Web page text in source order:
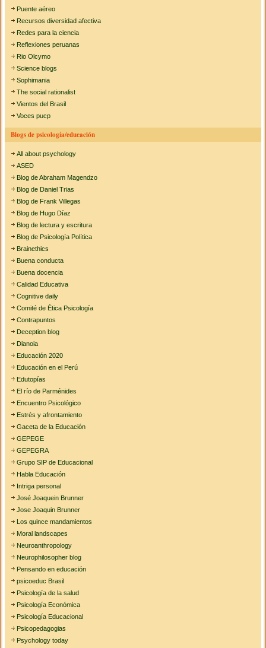
Puente aéreo
Recursos diversidad afectiva
Redes para la ciencia
Reflexiones peruanas
Rio Olcymo
Science blogs
Sophimania
The social rationalist
Vientos del Brasil
Voces pucp
Blogs de psicología/educación
All about psychology
ASED
Blog de Abraham Magendzo
Blog de Daniel Trias
Blog de Frank Villegas
Blog de Hugo Díaz
Blog de lectura y escritura
Blog de Psicología Política
Brainethics
Buena conducta
Buena docencia
Calidad Educativa
Cognitive daily
Comité de Ética Psicología
Contrapuntos
Deception blog
Dianoia
Educación 2020
Educación en el Perú
Edutopías
El río de Parménides
Encuentro Psicológico
Estrés y afrontamiento
Gaceta de la Educación
GEPEGE
GEPEGRA
Grupo SIP de Educacional
Habla Educación
Intriga personal
José Joaquein Brunner
Jose Joaquin Brunner
Los quince mandamientos
Moral landscapes
Neuroanthropology
Neurophilosopher blog
Pensando en educación
psicoeduc Brasil
Psicología de la salud
Psicología Económica
Psicología Educacional
Psicopedagogias
Psychology today